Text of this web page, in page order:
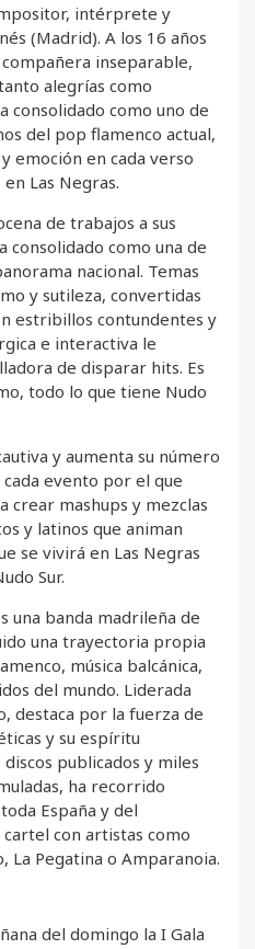
intérprete y
(Madrid). A los 16 años
inseparable,
alegrías como
consolidado como uno de
del pop flamenco actual,
emoción en cada verso
Las Negras.
de trabajos a sus
consolidado como una de
nacional. Temas
y sutileza, convertidas
estribillos contundentes y
e interactiva le
de disparar hits. Es
todo lo que tiene Nudo
y aumenta su número
evento por el que
crear mashups y mezclas
y latinos que animan
se vivirá en Las Negras
Sur.
una banda madrileña de
una trayectoria propia
música balcánica,
del mundo. Liderada
destaca por la fuerza de
y su espíritu
publicados y miles
ha recorrido
España y del
con artistas como
La Pegatina o Amparanoia.
del domingo la I Gala